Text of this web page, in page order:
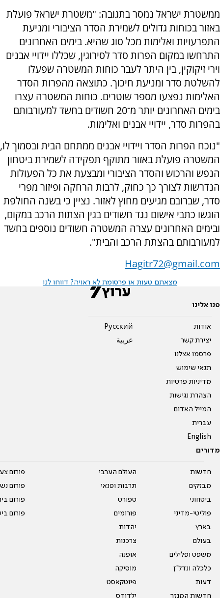
ממשטרת ישראל נמסר בתגובה: "משטרת ישראל פועלת
באזור בכוחות גדולים לשמירת הסדר הציבורי ומניעת
התפרעויות ואלימות מכל סוג שהיא. בימים האחרונים
התרחשו במקום הפרות סדר לסירוגין, שכללו יידויי אבנים
וירי זיקוקין, בין היתר לעבר כוחות המשטרה שפעלו
להשלטת סדר ומניעת חיכוך. כתוצאה מהפרות הסדר
האלימות נפצעו מספר שוטרים. כוחות המשטרה עצרו
בימים האחרונים יותר מ־20 חשודים בחשד למעורבותם
בהפרות סדר, יידויי אבנים ואלימות.
"נוכח הפרות הסדר ויידויי אבנים ממתחם הבית ובסמוך לו,
המשטרה פועלת באזור מתוקף תפקידה לשמירת ביטחון
הנפש והרכוש והסדר הציבורי ומבצעת את כל הפעולות
הנדרשות לצורך כך כחוק, לרבות הרחקה ופיזור מפרי
סדר, שברובם מגיעים מחוץ לאזור. נציין כי בשנה החולפת
הוגשו כתבי אישום נגד חשודים בגין הצתות הרכב במקום,
ובימים האחרונים עצרה המשטרה חשודים נוספים בחשד
למעורבותם בהצתת הרכב והבית".
Hagitr72@gmail.com
מצאתם טעות או פרסומת לא ראויה? דווחו לנו
פנו אלינו
אודות
יצירת קשר
פרסמו אצלנו
תנאי שימוש
מדיניות פרטיות
הצהרת נגישות
המייל האדום
עברית
English
Pусский
عربية
מדורים
חדשות
מבזקים
ביטחוני
פוליטי-מדיני
בארץ
בעולם
משפט ופלילים
כלכלה ונדל"ן
דעות
חדשות המגזר
העולם הערבי
תרבות ופנאי
ספורט
פורומים
יהדות
צרכנות
אופנה
מוסיקה
פיוטקאסט
ילדודס
פורום
פורום
פורום
פורום